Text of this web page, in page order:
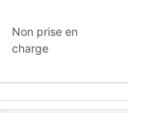
Non prise en
charge